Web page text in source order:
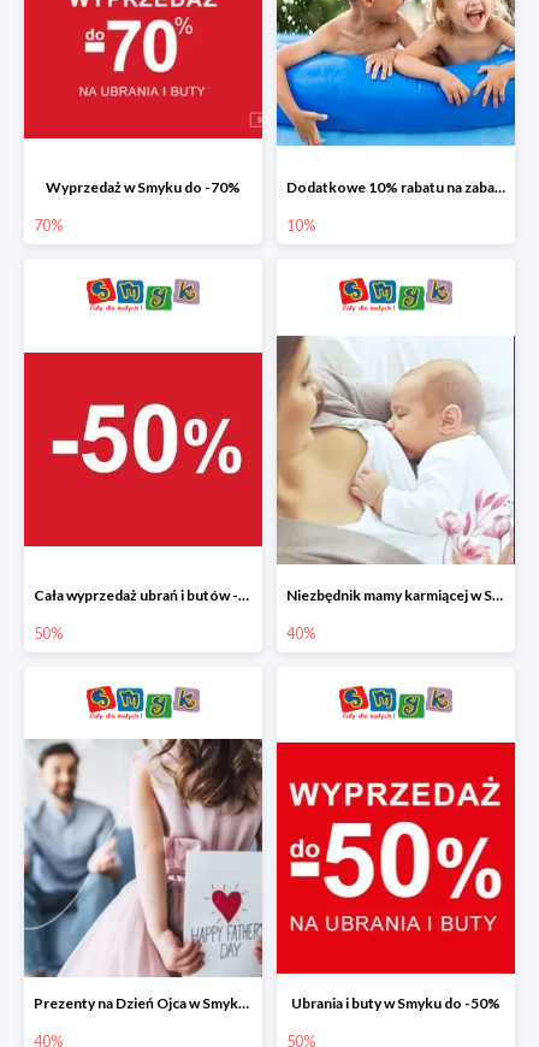
Wyprzedaż w Smyku do -70%
70%
Dodatkowe 10% rabatu na zabawki ogrodowe i baseny
10%
Cała wyprzedaż ubrań i butów -50%
50%
Niezbędnik mamy karmiącej w Smyku do -40%
40%
Prezenty na Dzień Ojca w Smyku do -40%
40%
Ubrania i buty w Smyku do -50%
50%